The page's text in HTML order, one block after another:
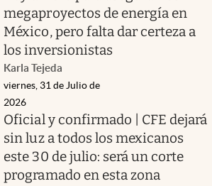
megaproyectos de energía en
México, pero falta dar certeza a
los inversionistas
Karla Tejeda
viernes, 31 de Julio de
2026
Oficial y confirmado | CFE dejará
sin luz a todos los mexicanos
este 30 de julio: será un corte
programado en esta zona